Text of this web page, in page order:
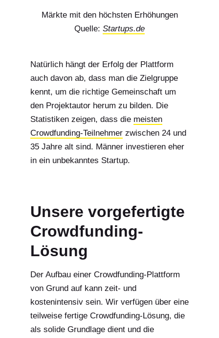
Märkte mit den höchsten Erhöhungen
Quelle: Startups.de
Natürlich hängt der Erfolg der Plattform
auch davon ab, dass man die Zielgruppe
kennt, um die richtige Gemeinschaft um
den Projektautor herum zu bilden. Die
Statistiken zeigen, dass die meisten
Crowdfunding-Teilnehmerzwischen 24 und
35 Jahre alt sind. Männer investieren eher
in ein unbekanntes Startup.
Unsere vorgefertigte
Crowdfunding-
Lösung
Der Aufbau einer Crowdfunding-Plattform
von Grund auf kann zeit- und
kostenintensiv sein. Wir verfügen über eine
teilweise fertige Crowdfunding-Lösung, die
als solide Grundlage dient und die